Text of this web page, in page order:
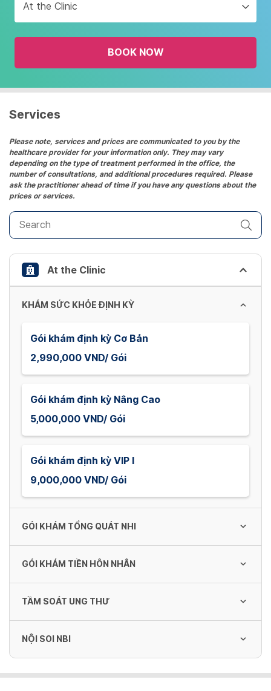
interact
with
the
and
date.
the
question
mark
key
to
get
the
keyboard
shortcuts
for
changing
dates.
At the Clinic
BOOK NOW
Services
Please note, services and prices are communicated to you by the
healthcare provider for your information only. They may vary
depending on the type of treatment performed in the office, the
number of consultations, and additional procedures required. Please
ask the practitioner ahead of time if you have any questions about the
prices or services.
At the Clinic
KHÁM SỨC KHỎE ĐỊNH KỲ
Gói khám định kỳ Cơ Bản
2,990,000 VND/ Gói
Gói khám định kỳ Nâng Cao
5,000,000 VND/ Gói
Gói khám định kỳ VIP I
9,000,000 VND/ Gói
GÓI KHÁM TỔNG QUÁT NHI
Gói khám tổng quát cho Nhi 2
GÓI KHÁM TIỀN HÔN NHÂN
Gói khám tiền hôn nhân cho Nam
TẦM SOÁT UNG THƯ
Tầm soát ung thư tổng thể - Nam
NỘI SOI NBI